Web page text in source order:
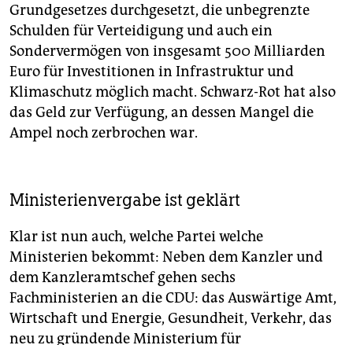
Grundgesetzes durchgesetzt, die unbegrenzte
Schulden für Verteidigung und auch ein
Sondervermögen von insgesamt 500 Milliarden
Euro für Investitionen in Infrastruktur und
Klimaschutz möglich macht. Schwarz-Rot hat also
das Geld zur Verfügung, an dessen Mangel die
Ampel noch zerbrochen war.
Ministerienvergabe ist geklärt
Klar ist nun auch, welche Partei welche
Ministerien bekommt: Neben dem Kanzler und
dem Kanzleramtschef gehen sechs
Fachministerien an die CDU: das Auswärtige Amt,
Wirtschaft und Energie, Gesundheit, Verkehr, das
neu zu gründende Ministerium für